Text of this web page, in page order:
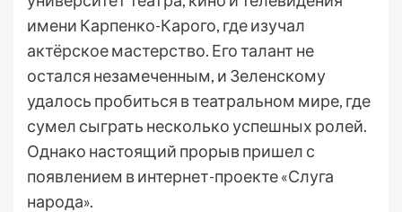
имени Карпенко-Карого, где изучал
актёрское мастерство. Его талант не
остался незамеченным, и Зеленскому
удалось пробиться в театральном мире, где
сумел сыграть несколько успешных ролей.
Однако настоящий прорыв пришел с
появлением в интернет-проекте «Слуга
народа».